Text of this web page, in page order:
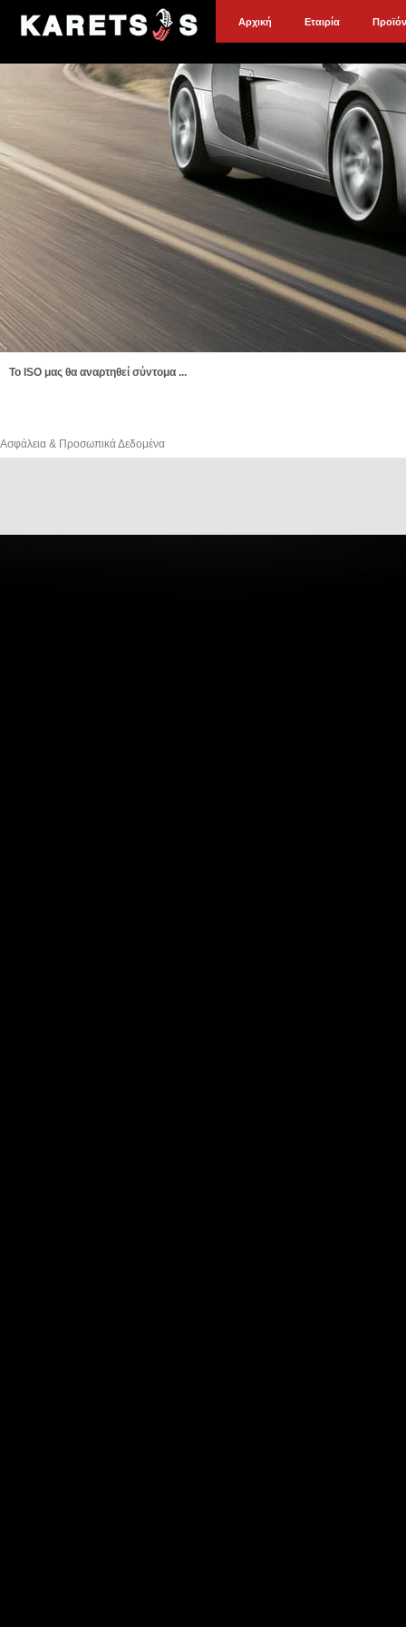
Αρχική Εταιρία
To ISO μας θα αναρτηθεί σύντομα ...
Ασφάλεια & Προσωπικά Δεδομένα